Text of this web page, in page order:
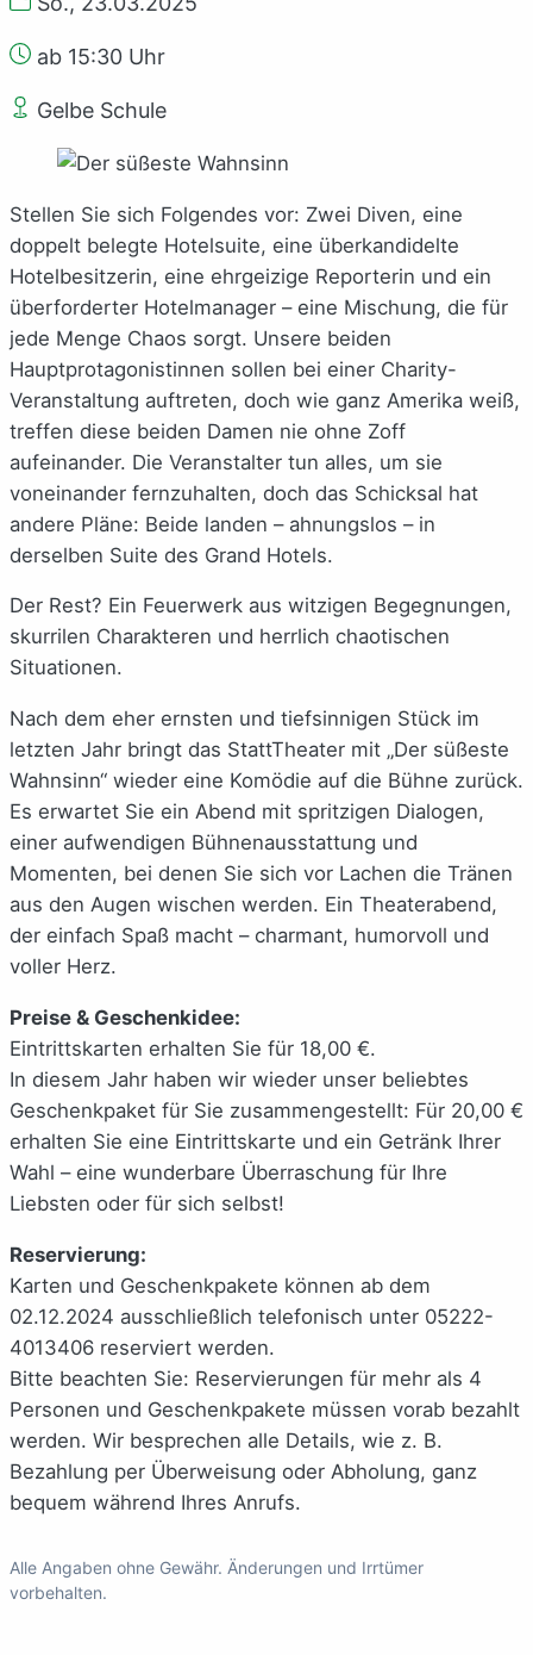
ab 15:30 Uhr
Gelbe Schule
Stellen Sie sich Folgendes vor: Zwei Diven, eine
doppelt belegte Hotelsuite, eine überkandidelte
Hotelbesitzerin, eine ehrgeizige Reporterin und ein
überforderter Hotelmanager – eine Mischung, die für
jede Menge Chaos sorgt. Unsere beiden
Hauptprotagonistinnen sollen bei einer Charity-
Veranstaltung auftreten, doch wie ganz Amerika weiß,
treffen diese beiden Damen nie ohne Zoff
aufeinander. Die Veranstalter tun alles, um sie
voneinander fernzuhalten, doch das Schicksal hat
andere Pläne: Beide landen – ahnungslos – in
derselben Suite des Grand Hotels.
Der Rest? Ein Feuerwerk aus witzigen Begegnungen,
skurrilen Charakteren und herrlich chaotischen
Situationen.
Nach dem eher ernsten und tiefsinnigen Stück im
letzten Jahr bringt das StattTheater mit „Der süßeste
Wahnsinn“ wieder eine Komödie auf die Bühne zurück.
Es erwartet Sie ein Abend mit spritzigen Dialogen,
einer aufwendigen Bühnenausstattung und
Momenten, bei denen Sie sich vor Lachen die Tränen
aus den Augen wischen werden. Ein Theaterabend,
der einfach Spaß macht – charmant, humorvoll und
voller Herz.
Preise & Geschenkidee:
Eintrittskarten erhalten Sie für 18,00 €.
In diesem Jahr haben wir wieder unser beliebtes
Geschenkpaket für Sie zusammengestellt: Für 20,00 €
erhalten Sie eine Eintrittskarte und ein Getränk Ihrer
Wahl – eine wunderbare Überraschung für Ihre
Liebsten oder für sich selbst!
Reservierung:
Karten und Geschenkpakete können ab dem
02.12.2024 ausschließlich telefonisch unter 05222-
4013406 reserviert werden.
Bitte beachten Sie: Reservierungen für mehr als 4
Personen und Geschenkpakete müssen vorab bezahlt
werden. Wir besprechen alle Details, wie z. B.
Bezahlung per Überweisung oder Abholung, ganz
bequem während Ihres Anrufs.
Alle Angaben ohne Gewähr. Änderungen und Irrtümer
vorbehalten.